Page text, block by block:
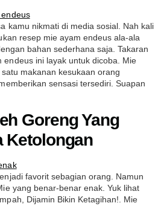
kamu nikmati di media sosial. Nah kali
resep mie ayam endeus ala-ala
bahan sederhana saja. Takaran
endeus ini layak untuk dicoba. Mie
makanan kesukaan orang
sensasi tersediri. Suapan
Goreng Yang
Ketolongan
favorit sebagian orang. Namun
yang benar-benar enak. Yuk lihat
Dijamin Bikin Ketagihan!. Mie